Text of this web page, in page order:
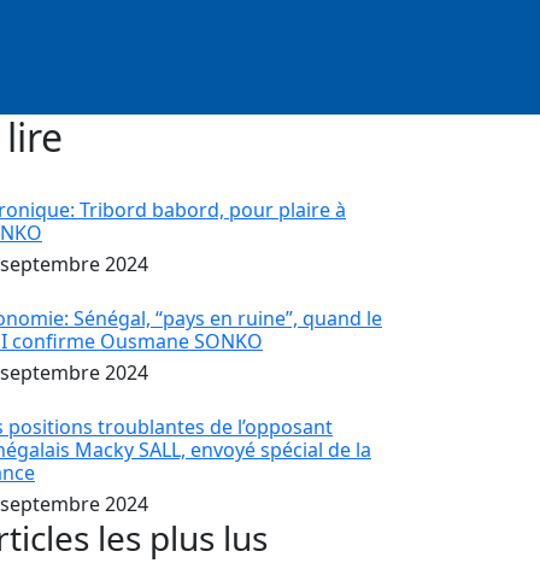
Tribord babord, pour plaire à
2024
Sénégal, “pays en ruine”, quand le
confirme Ousmane SONKO
2024
positions troublantes de l’opposant
Macky SALL, envoyé spécial de la
2024
les plus lus